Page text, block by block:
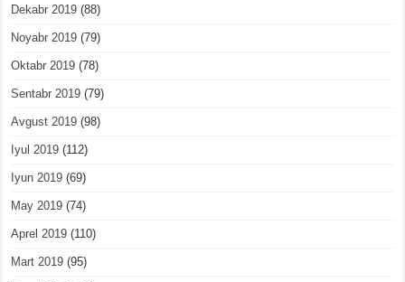
Dekabr 2019 (88)
Noyabr 2019 (79)
Oktabr 2019 (78)
Sentabr 2019 (79)
Avgust 2019 (98)
Iyul 2019 (112)
Iyun 2019 (69)
May 2019 (74)
Aprel 2019 (110)
Mart 2019 (95)